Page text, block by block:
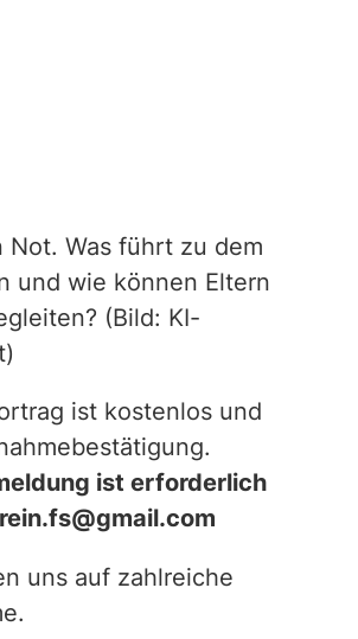
Not. Was führt zu dem
und wie können Eltern
(Bild: KI-
ist kostenlos und
ist erforderlich
uns auf zahlreiche